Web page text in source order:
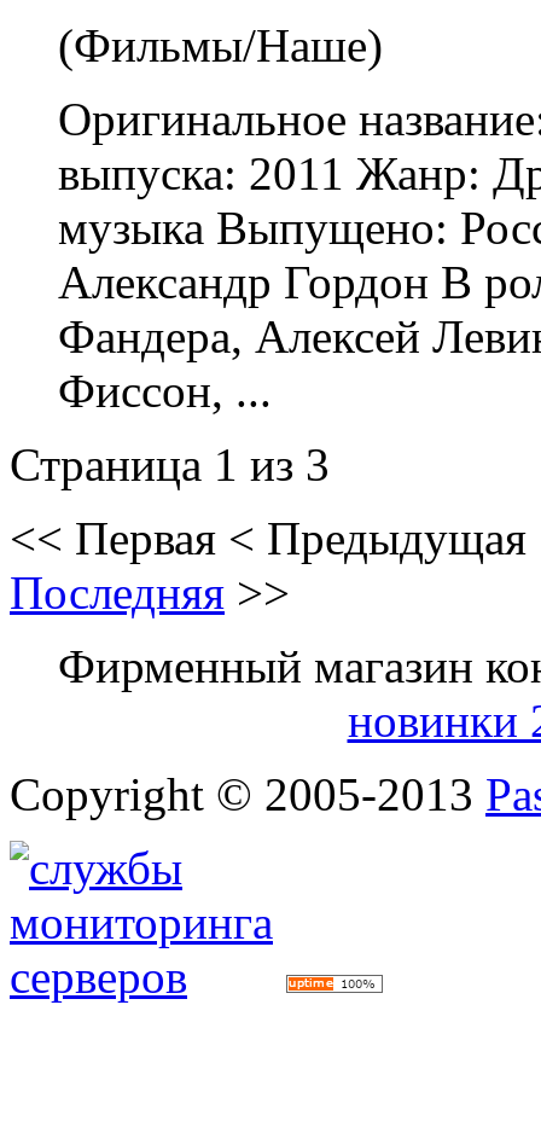
(Фильмы/Наше)
Оригинальное
выпуска: 2011 Жанр:
музыка Выпущено:
Александр Гордон В
Фандера, Алексей
Фиссон, ...
Страница 1 из 3
<< Первая < Предыдущая
Последняя >>
Фирменный магазин
новинки
Copyright © 2005-2013